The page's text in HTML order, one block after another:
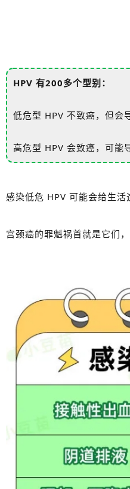
HPV 有200多个型别：
低危型 HPV 不致癌，但会
高危型 HPV 会致癌，可能
感染低危 HPV 可能会给生活
宫颈癌的罪魁祸首就是它们